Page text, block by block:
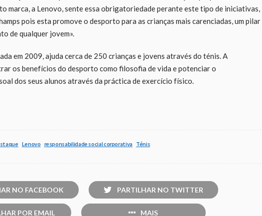
marca, a Lenovo, sente essa obrigatoriedade perante este tipo de iniciativas,
pois esta promove o desporto para as crianças mais carenciadas, um pilar
de qualquer jovem».
em 2009, ajuda cerca de 250 crianças e jovens através do ténis. A
os benefícios do desporto como filosofia de vida e potenciar o
dos seus alunos através da práctica de exercício físico.
Lenovo responsabilidade social corporativa Ténis
NO FACEBOOK PARTILHAR NO TWITTER
POR EMAIL MAIS